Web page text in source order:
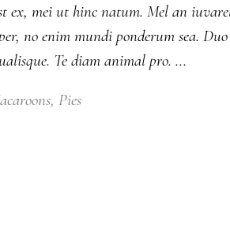
ex, mei ut hinc natum. Mel an
no enim mundi ponderum sea.
Te diam animal pro.
, Pies